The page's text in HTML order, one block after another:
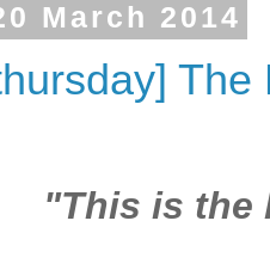
March 2014
"This is the